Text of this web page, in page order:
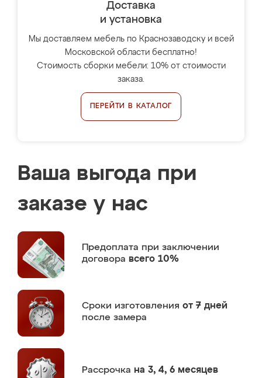
Доставка
и установка
Мы доставляем мебель по Краснозаводску и всей
Московской области бесплатно!
Стоимость сборки мебели: 10% от стоимости
заказа.
ПЕРЕЙТИ В КАТАЛОГ
Ваша выгода при
заказе у нас
Предоплата при заключении
договора всего 10%
Сроки изготовления от 7 дней
после замера
Рассрочка на 3, 4, 6 месяцев